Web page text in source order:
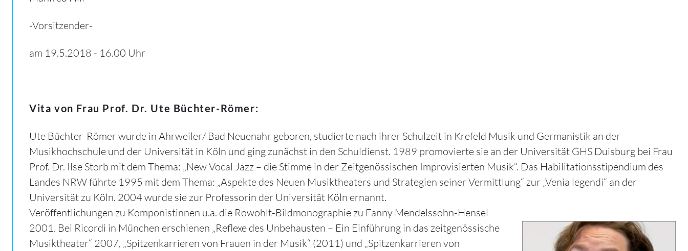
-Vorsitzender-
am 19.5.2018 - 16.00 Uhr
Vita von Frau Prof. Dr. Ute Büchter-Römer:
Ute Büchter-Römer wurde in Ahrweiler/ Bad Neuenahr geboren, studierte nach ihrer Schulzeit in Krefeld Musik und Germanistik an der
Musikhochschule und der Universität in Köln und ging zunächst in den Schuldienst. 1989 promovierte sie an der Universität GHS Duisburg bei Frau
Prof. Dr. Ilse Storb mit dem Thema: „New Vocal Jazz – die Stimme in der Zeitgenössischen Improvisierten Musik“. Das Habilitationsstipendium des
Landes NRW führte 1995 mit dem Thema: „Aspekte des Neuen Musiktheaters und Strategien seiner Vermittlung“ zur „Venia legendi“ an der
Universität zu Köln. 2004 wurde sie zur Professorin der Universität Köln ernannt.
Veröffentlichungen zu Komponistinnen u.a. die Rowohlt-Bildmonographie zu Fanny Mendelssohn-Hensel
2001. Bei Ricordi in München erschienen „Reflexe des Unbehausten – Ein Einführung in das zeitgenössische
Musiktheater“ 2007, „Spitzenkarrieren von Frauen in der Musik“ (2011) und „Spitzenkarrieren von